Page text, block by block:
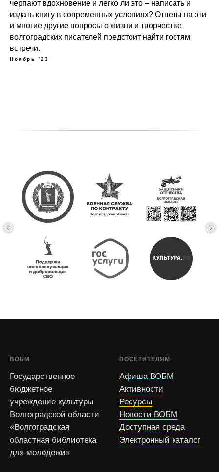
черпают вдохновение и легко ли это – написать и
издать книгу в современных условиях? Ответы на эти
и многие другие вопросы о жизни и творчестве
волгоградских писателей предстоит найти гостям
встречи.
Ноябрь `23
ВОБМ
Государственное
бюджетное
учреждение культуры
Волгоградской области
«Волгоградская
областная библиотека
для молодежи»
ПОСЕТИТЕЛЯМ
Афиша ВОБМ
Активности
Ресурсы
Новости ВОБМ
Доступная среда
Электронный каталог